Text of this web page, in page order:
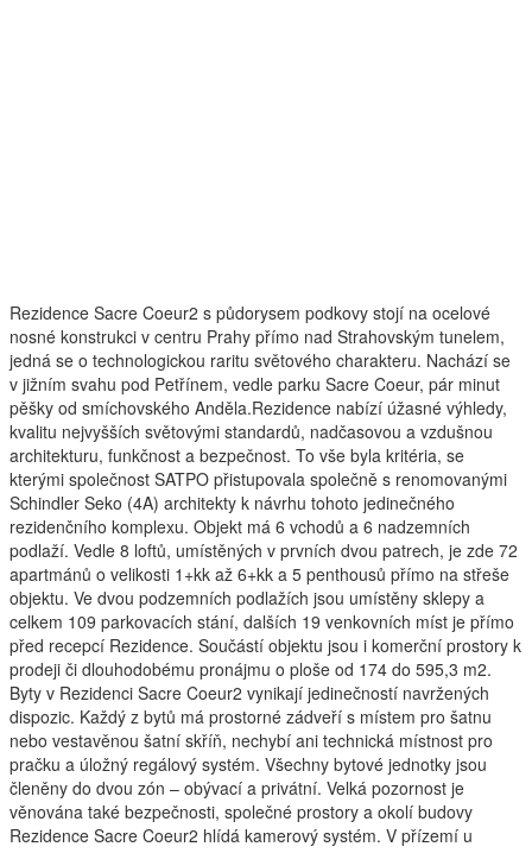
Rezidence Sacre Coeur2 s půdorysem podkovy stojí na ocelové
nosné konstrukci v centru Prahy přímo nad Strahovským tunelem,
jedná se o technologickou raritu světového charakteru. Nachází se
v jižním svahu pod Petřínem, vedle parku Sacre Coeur, pár minut
pěšky od smíchovského Anděla.Rezidence nabízí úžasné výhledy,
kvalitu nejvyšších světovými standardů, nadčasovou a vzdušnou
architekturu, funkčnost a bezpečnost. To vše byla kritéria, se
kterými společnost SATPO přistupovala společně s renomovanými
Schindler Seko (4A) architekty k návrhu tohoto jedinečného
rezidenčního komplexu. Objekt má 6 vchodů a 6 nadzemních
podlaží. Vedle 8 loftů, umístěných v prvních dvou patrech, je zde 72
apartmánů o velikosti 1+kk až 6+kk a 5 penthousů přímo na střeše
objektu. Ve dvou podzemních podlažích jsou umístěny sklepy a
celkem 109 parkovacích stání, dalších 19 venkovních míst je přímo
před recepcí Rezidence. Součástí objektu jsou i komerční prostory k
prodeji či dlouhodobému pronájmu o ploše od 174 do 595,3 m2.
Byty v Rezidenci Sacre Coeur2 vynikají jedinečností navržených
dispozic. Každý z bytů má prostorné zádveří s místem pro šatnu
nebo vestavěnou šatní skříň, nechybí ani technická místnost pro
pračku a úložný regálový systém. Všechny bytové jednotky jsou
členěny do dvou zón – obývací a privátní. Velká pozornost je
věnována také bezpečnosti, společné prostory a okolí budovy
Rezidence Sacre Coeur2 hlídá kamerový systém. V přízemí u